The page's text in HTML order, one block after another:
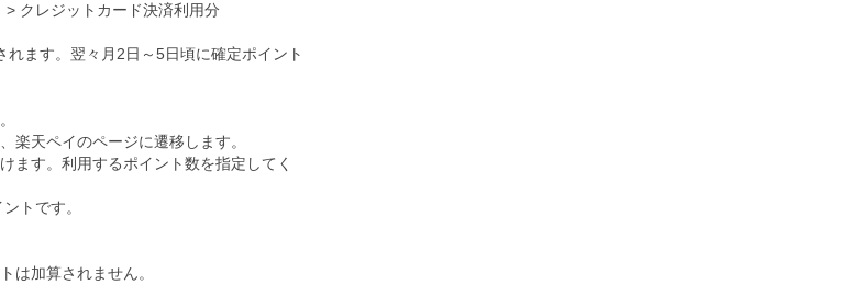
クレジットカード決済利用分
ます。翌々月2日～5日頃に確定ポイント
楽天ペイのページに遷移します。
ます。利用するポイント数を指定してく
トです。
は加算されません。